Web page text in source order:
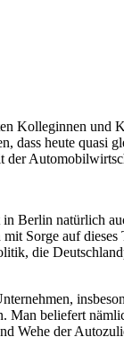
Kolleginnen
dass heute
der
Berlin natürlich
Sorge auf
die
Man beliefert
Wehe der